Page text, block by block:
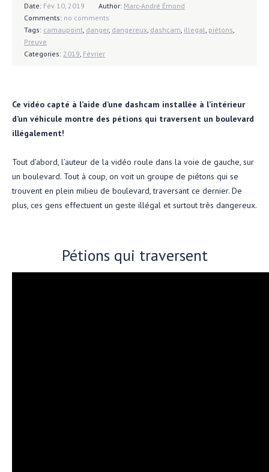
Date: Fév 10, 2019 Author: Marc-André Émond
Comments: no comments
Tags: camaupoint danger, dangereux dashcam illegal piétons
Preuve
Categories: 2019 Février
Ce vidéo capté à l’aide d’une dashcam installée à l’intérieur
d’un véhicule montre des pétions qui traversent un boulevard
illégalement!
Tout d’abord, l’auteur de la vidéo roule dans la voie de gauche, sur
un boulevard. Tout à coup, on voit un groupe de piétons qui se
trouvent en plein milieu de boulevard, traversant ce dernier. De
plus, ces gens effectuent un geste illégal et surtout très dangereux.
Pétions qui traversent